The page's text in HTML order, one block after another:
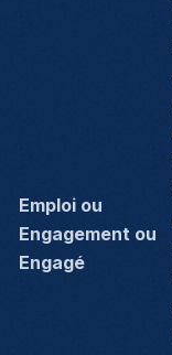
Emploi ou
Engagement ou
Engagé